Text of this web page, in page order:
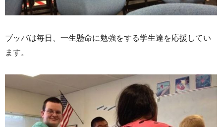
ブッバは毎日、一生懸命に勉強をする学生達を応援してい
ます。